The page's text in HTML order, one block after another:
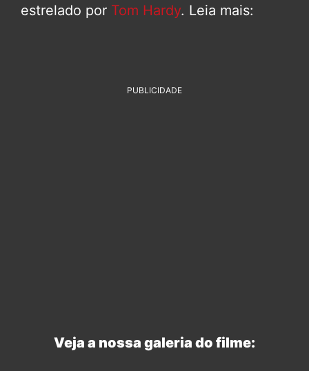
estrelado por Tom Hardy. Leia mais:
PUBLICIDADE
Veja a nossa galeria do filme: